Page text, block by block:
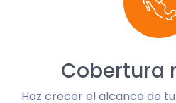
Cobertura
Haz crecer el alcance de